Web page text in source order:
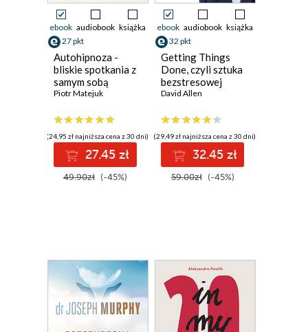
ebook audiobook książka
27 pkt
Autohipnoza -
bliskie spotkania z
samym sobą
Piotr Matejuk
(24,95 zł najniższa cena z 30 dni)
27.45 zł
49.90zł (-45%)
ebook audiobook książka
32 pkt
Getting Things
Done, czyli sztuka
bezstresowej
efektywności.
David Allen
(29,49 zł najniższa cena z 30 dni)
32.45 zł
59.00zł (-45%)